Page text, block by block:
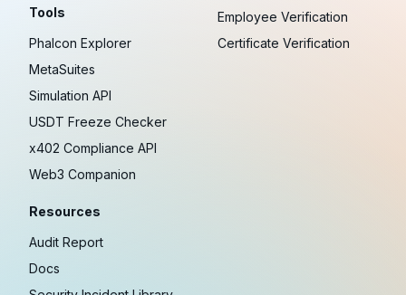
Tools
Phalcon Explorer
MetaSuites
Simulation API
USDT Freeze Checker
x402 Compliance API
Web3 Companion
Resources
Audit Report
Docs
Employee Verification
Certificate Verification